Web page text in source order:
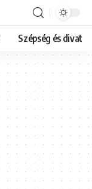
Szépség és divat